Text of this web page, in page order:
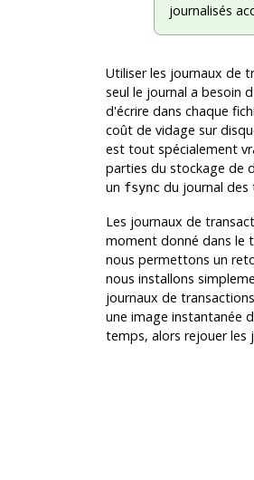
journalisés
Utiliser les journaux de
seul le journal a besoin
d'écrire dans chaque
coût de vidage sur
est tout spécialement
parties du stockage de
un fsyncdu journal des
Les journaux de
moment donné dans le
nous permettons un
nous installons
journaux de
une image instantanée
temps, alors rejouer les